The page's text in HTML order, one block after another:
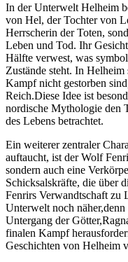
In ‍der Unterwelt Helheim
von Hel,⁢ der Tochter⁤ von
Herrscherin der Toten,
Leben und Tod. Ihr
Hälfte verwest, was
‌Zustände steht. In
Kampf nicht gestorben
Reich.Diese Idee ist
nordische Mythologie ​den
des Lebens betrachtet.
Ein weiterer zentraler
auftaucht, ist der Wolf
sondern auch eine
Schicksalskräfte, die über
Fenrirs Verwandtschaft zu
‌Unterwelt noch
Untergang der⁢
finalen ‍Kampf
Geschichten von Helheim